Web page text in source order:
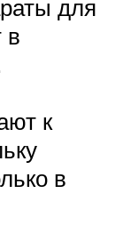
для
в
к
в